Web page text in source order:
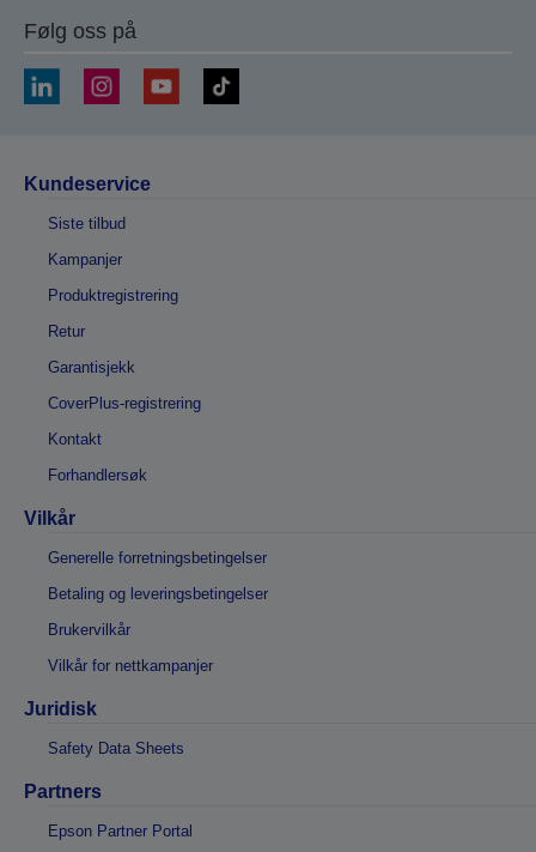
Følg oss på
Kundeservice
Siste tilbud
Kampanjer
Produktregistrering
Retur
Garantisjekk
CoverPlus-registrering
Kontakt
Forhandlersøk
Vilkår
Generelle forretningsbetingelser
Betaling og leveringsbetingelser
Brukervilkår
Vilkår for nettkampanjer
Juridisk
Safety Data Sheets
Partners
Epson Partner Portal